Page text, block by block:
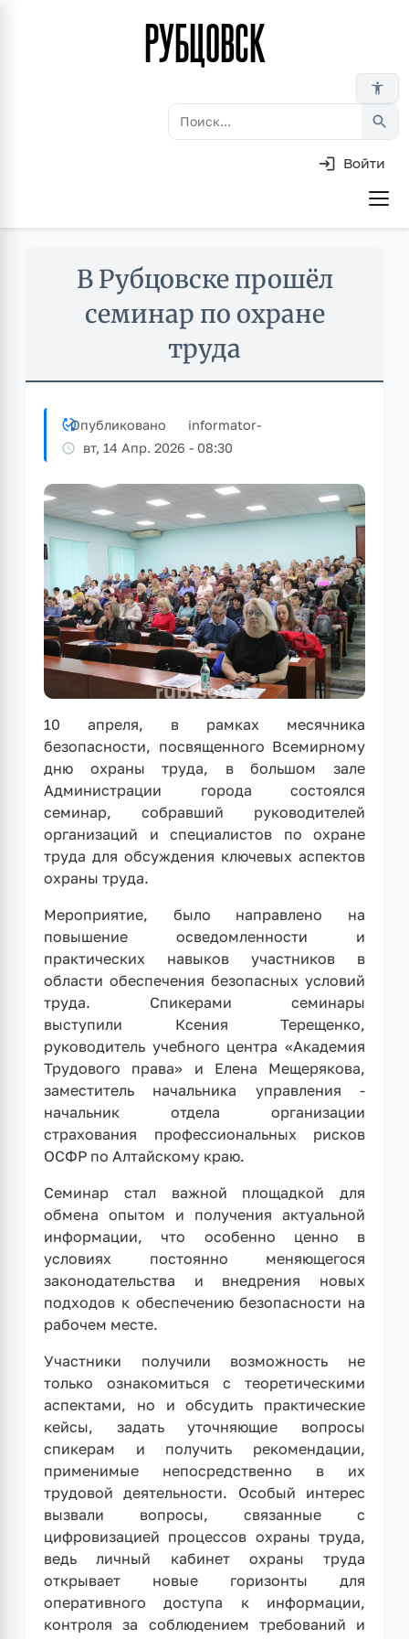
РУБЦОВСК
accessibility_new
search
Войти
В Рубцовске прошёл
семинар по охране
труда
Опубликовано informator-
вт, 14 Апр. 2026 - 08:30
10 апреля, в рамках месячника
безопасности, посвященного Всемирному
дню охраны труда, в большом зале
Администрации города состоялся
семинар, собравший руководителей
организаций и специалистов по охране
труда для обсуждения ключевых аспектов
охраны труда.
Мероприятие, было направлено на
повышение осведомленности и
практических навыков участников в
области обеспечения безопасных условий
труда. Спикерами семинары
выступили Ксения Терещенко,
руководитель учебного центра «Академия
Трудового права» и Елена Мещерякова,
заместитель начальника управления -
начальник отдела организации
страхования профессиональных рисков
ОСФР по Алтайскому краю.
Семинар стал важной площадкой для
обмена опытом и получения актуальной
информации, что особенно ценно в
условиях постоянно меняющегося
законодательства и внедрения новых
подходов к обеспечению безопасности на
рабочем месте.
Участники получили возможность не
только ознакомиться с теоретическими
аспектами, но и обсудить практические
кейсы, задать уточняющие вопросы
спикерам и получить рекомендации,
применимые непосредственно в их
трудовой деятельности. Особый интерес
вызвали вопросы, связанные с
цифровизацией процессов охраны труда,
ведь личный кабинет охраны труда
открывает новые горизонты для
оперативного доступа к информации,
контроля за соблюдением требований и